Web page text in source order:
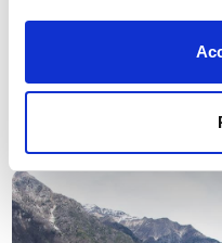
🏘️ Scopri il
Chiavenna